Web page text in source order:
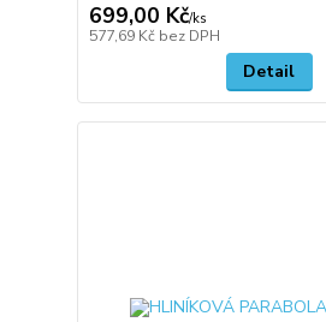
699,00 Kč/ks
577,69 Kč bez DPH
Detail